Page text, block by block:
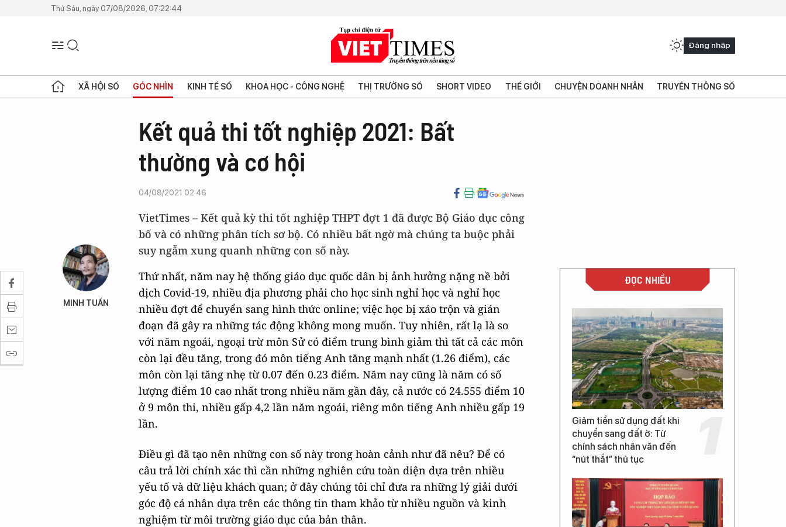
Thứ Sáu, ngày 07/08/2026, 07:22:44
Đăng nhập
XÃ HỘI SỐ GÓC NHÌN KINH TẾ SỐ KHOA HỌC - CÔNG NGHỆ THỊ TRƯỜNG SỐ SHORT VIDEO THẾ GIỚI CHUYỆN DOANH NHÂN TRUYỀN THÔNG SỐ
MINH TUẤN
Kết quả thi tốt nghiệp 2021: Bất
thường và cơ hội
04/08/2021 02:46
VietTimes – Kết quả kỳ thi tốt nghiệp THPT đợt 1 đã được Bộ Giáo dục công
bố và có những phân tích sơ bộ. Có nhiều bất ngờ mà chúng ta buộc phải
suy ngẫm xung quanh những con số này.
Thứ nhất, năm nay hệ thống giáo dục quốc dân bị ảnh hưởng nặng nề bởi
dịch Covid-19, nhiều địa phương phải cho học sinh nghỉ học và nghỉ học
nhiều đợt để chuyển sang hình thức online; việc học bị xáo trộn và gián
đoạn đã gây ra những tác động không mong muốn. Tuy nhiên, rất lạ là so
với năm ngoái, ngoại trừ môn Sử có điểm trung bình giảm thì tất cả các môn
còn lại đều tăng, trong đó môn tiếng Anh tăng mạnh nhất (1.26 điểm), các
môn còn lại tăng nhẹ từ 0.07 đến 0.23 điểm. Năm nay cũng là năm có số
lượng điểm 10 cao nhất trong nhiều năm gần đây, cả nước có 24.555 điểm 10
ở 9 môn thi, nhiều gấp 4,2 lần năm ngoái, riêng môn tiếng Anh nhiều gấp 19
lần.
Điều gì đã tạo nên những con số này trong hoàn cảnh như đã nêu? Để có
câu trả lời chính xác thì cần những nghiên cứu toàn diện dựa trên nhiều
yếu tố và dữ liệu khách quan; ở đây chúng tôi chỉ đưa ra những lý giải dưới
góc độ cá nhân dựa trên các thông tin tham khảo từ nhiều nguồn và kinh
nghiệm từ môi trường giáo dục của bản thân.
ĐỌC NHIỀU
Giảm tiền sử dụng đất khi
chuyển sang đất ở: Từ
chính sách nhân văn đến
“nút thắt” thủ tục